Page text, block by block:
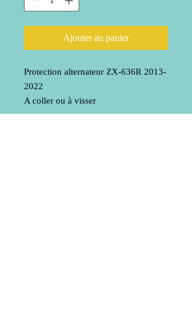
Ajouter au panier
Protection alternateur ZX-636R 2013-
2022
A coller ou à visser